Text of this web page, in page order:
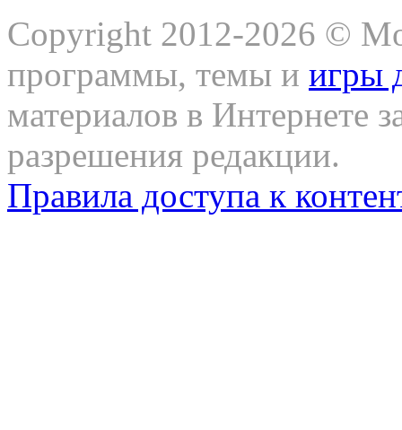
Copyright 2012-2026 ©
программы, темы и игры
материалов в Интернете
разрешения редакции.
Правила доступа к